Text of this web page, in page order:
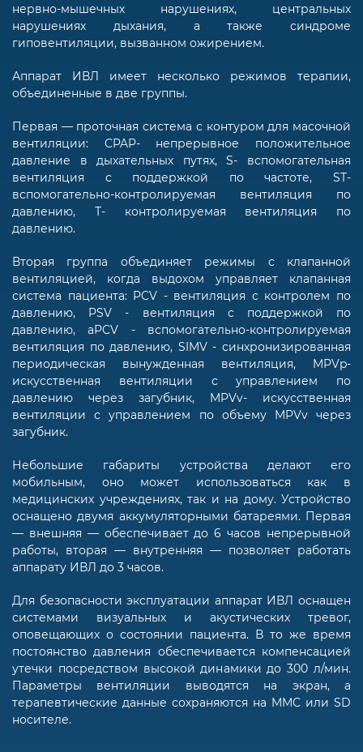
нервно-мышечных нарушениях, центральных
нарушениях дыхания, а также синдроме
гиповентиляции, вызванном ожирением.
Аппарат ИВЛ имеет несколько режимов терапии,
объединенные в две группы.
Первая — проточная система с контуром для масочной
вентиляции: CPAP- непрерывное положительное
давление в дыхательных путях, S- вспомогательная
вентиляция с поддержкой по частоте, ST-
вспомогательно-контролируемая вентиляция по
давлению, Т- контролируемая вентиляция по
давлению.
Вторая группа объединяет режимы с клапанной
вентиляцией, когда выдохом управляет клапанная
система пациента: PCV - вентиляция с контролем по
давлению, PSV - вентиляция с поддержкой по
давлению, aPCV - вспомогательно-контролируемая
вентиляция по давлению, SIMV - синхронизированная
периодическая вынужденная вентиляция, MPVp-
искусственная вентиляции с управлением по
давлению через загубник, MPVv- искусственная
вентиляции с управлением по объему MPVv через
загубник.
Небольшие габариты устройства делают его
мобильным, оно может использоваться как в
медицинских учреждениях, так и на дому. Устройство
оснащено двумя аккумуляторными батареями. Первая
— внешняя — обеспечивает до 6 часов непрерывной
работы, вторая — внутренняя — позволяет работать
аппарату ИВЛ до 3 часов.
Для безопасности эксплуатации аппарат ИВЛ оснащен
системами визуальных и акустических тревог,
оповещающих о состоянии пациента. В то же время
постоянство давления обеспечивается компенсацией
утечки посредством высокой динамики до 300 л/мин.
Параметры вентиляции выводятся на экран, а
терапевтические данные сохраняются на MMC или SD
носителе.